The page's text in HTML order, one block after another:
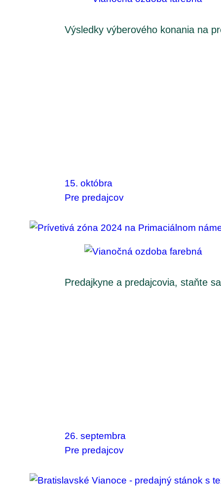
Výsledky výberového konania na
15. októbra
Pre predajcov
Predajkyne a predajcovia, staňte
26. septembra
Pre predajcov